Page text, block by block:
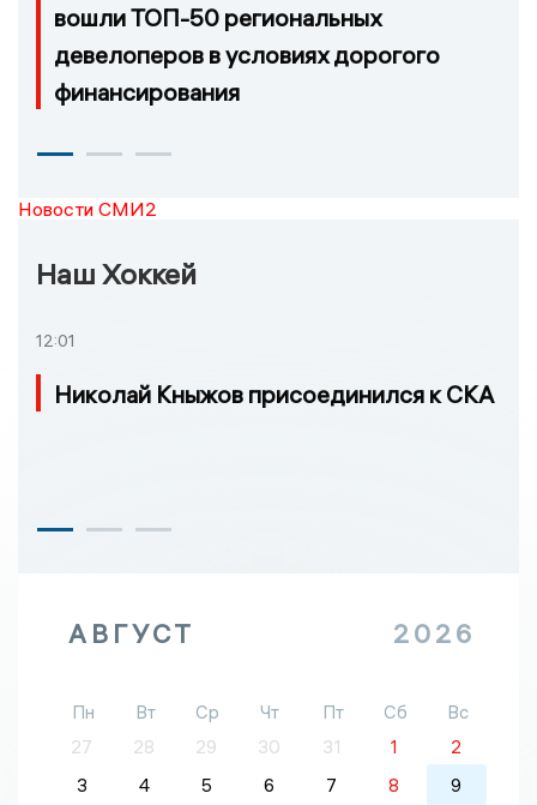
вошли ТОП-50 региональных
девелоперов в условиях дорогого
финансирования
Новости СМИ2
Наш Хоккей
12:01
Николай Кныжов присоединился к СКА
АВГУСТ 2026
Пн Вт Ср Чт Пт Сб
Вс
27
28 29 30 31 1
2
3
4 5 6 7 8
9